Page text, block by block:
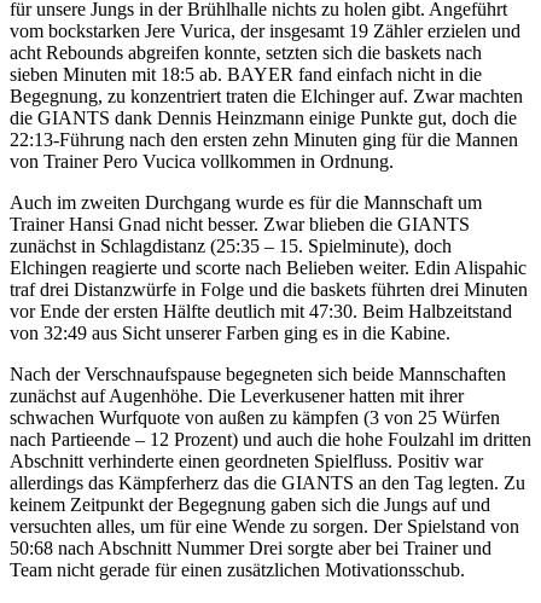
für unsere Jungs in der Brühlhalle nichts zu holen gibt. Angeführt
vom bockstarken Jere Vurica, der insgesamt 19 Zähler erzielen und
acht Rebounds abgreifen konnte, setzten sich die baskets nach
sieben Minuten mit 18:5 ab. BAYER fand einfach nicht in die
Begegnung, zu konzentriert traten die Elchinger auf. Zwar machten
die GIANTS dank Dennis Heinzmann einige Punkte gut, doch die
22:13-Führung nach den ersten zehn Minuten ging für die Mannen
von Trainer Pero Vucica vollkommen in Ordnung.
Auch im zweiten Durchgang wurde es für die Mannschaft um
Trainer Hansi Gnad nicht besser. Zwar blieben die GIANTS
zunächst in Schlagdistanz (25:35 – 15. Spielminute), doch
Elchingen reagierte und scorte nach Belieben weiter. Edin Alispahic
traf drei Distanzwürfe in Folge und die baskets führten drei Minuten
vor Ende der ersten Hälfte deutlich mit 47:30. Beim Halbzeitstand
von 32:49 aus Sicht unserer Farben ging es in die Kabine.
Nach der Verschnaufspause begegneten sich beide Mannschaften
zunächst auf Augenhöhe. Die Leverkusener hatten mit ihrer
schwachen Wurfquote von außen zu kämpfen (3 von 25 Würfen
nach Partieende – 12 Prozent) und auch die hohe Foulzahl im dritten
Abschnitt verhinderte einen geordneten Spielfluss. Positiv war
allerdings das Kämpferherz das die GIANTS an den Tag legten. Zu
keinem Zeitpunkt der Begegnung gaben sich die Jungs auf und
versuchten alles, um für eine Wende zu sorgen. Der Spielstand von
50:68 nach Abschnitt Nummer Drei sorgte aber bei Trainer und
Team nicht gerade für einen zusätzlichen Motivationsschub.